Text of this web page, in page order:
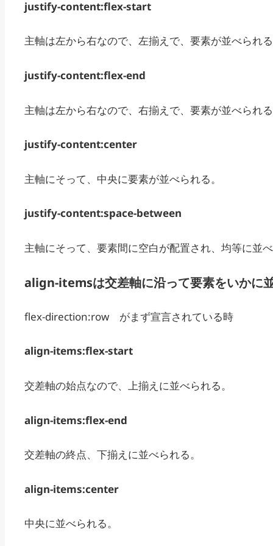
justify-content:flex-start
主軸は左から右なので、左揃えで、要素が並べられる
justify-content:flex-end
主軸は左から右なので、右揃えで、要素が並べられる
justify-content:center
主軸にそって、中央に要素が並べられる。
justify-content:space-between
主軸にそって、要素間に空白が配置され、均等に並べ
align-itemsは交差軸に沿って要素をいかに
flex-direction:row がまず宣言されている時
align-items:flex-start
交差軸の始点なので、上揃えに並べられる。
align-items:flex-end
交差軸の終点、下揃えに並べられる。
align-items:center
中央に並べられる。